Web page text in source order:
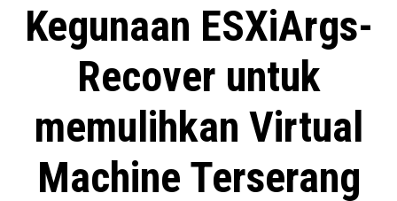
Kegunaan ESXiArgs-
Recover untuk
memulihkan Virtual
Machine Terserang